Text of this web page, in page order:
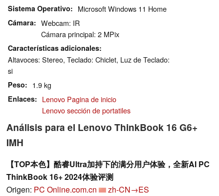
Sistema Operativo Microsoft Windows 11 Home
Cámara
Webcam: IR
Cámara principal: 2 MPix
Características adicionales
Altavoces: Stereo, Teclado: Chiclet, Luz de Teclado:
si
Peso 1.9 kg
Enlaces
Lenovo Pagina de inicio
Lenovo sección de portatiles
Análisis para el Lenovo ThinkBook 16 G6+
IMH
【TOP本色】酷睿Ultra加持下的满分用户体验，全新AI PC
ThinkBook 16+ 2024体验评测
Origen: PC Online.com.cn
zh-CN→ES